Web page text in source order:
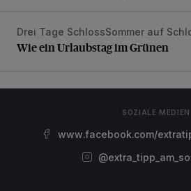
Wie ein Urlaubstag im Grünen
Drei Tage SchlossSommer auf
Wie ein Urlaubstag im Grünen
SOZIALE MEDIEN
www.facebook.com/